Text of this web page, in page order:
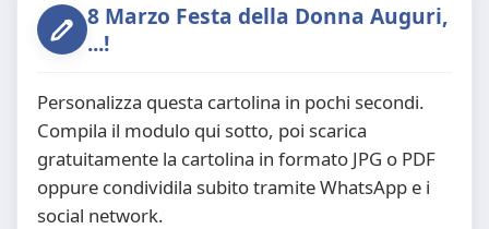
8 Marzo Festa della Donna Auguri,
...!
Personalizza questa cartolina in pochi secondi.
Compila il modulo qui sotto, poi scarica
gratuitamente la cartolina in formato JPG o PDF
oppure condividila subito tramite WhatsApp e i
social network.